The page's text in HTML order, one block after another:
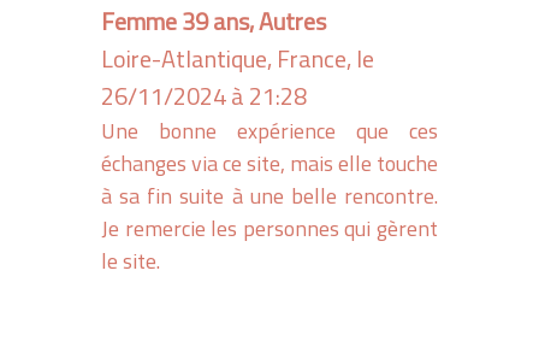
Femme 39 ans, Autres
Loire-Atlantique, France, le
26/11/2024 à 21:28
Une bonne expérience que ces
échanges via ce site, mais elle touche
à sa fin suite à une belle rencontre.
Je remercie les personnes qui gèrent
le site.